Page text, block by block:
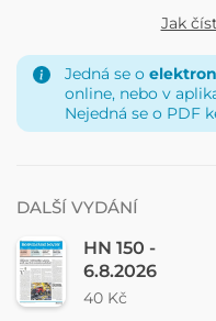
Jak
Jedná se o
online, nebo v
Nejedná se o PDF
DALŠÍ VYDÁNÍ
HN 150 -
6.8.2026
40 Kč